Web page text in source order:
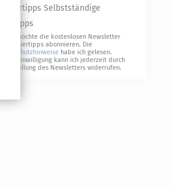
Steuertipps Selbstständige
Geldtipps
Ja, ich möchte die kostenlosen Newsletter
von Steuertipps abonnieren. Die
Datenschutzhinweise habe ich gelesen.
Meine Einwilligung kann ich jederzeit durch
Abbestellung des Newsletters widerrufen.